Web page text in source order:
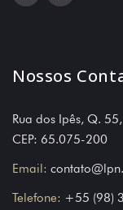
Nossos
Rua dos Ipês, Q.
CEP: 65.075-200
Email:
Telefone: +55 (98)